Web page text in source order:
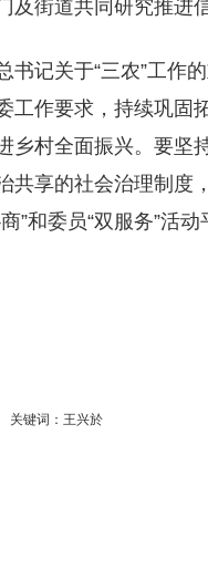
街道共同研究推进
记关于“三农”工作
工作要求，持续巩固
乡村全面振兴。要坚
共享的社会治理制度
和委员“双服务”活
关键词：王兴於